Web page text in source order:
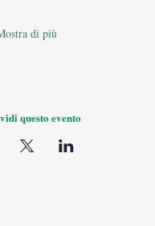
di più
questo evento